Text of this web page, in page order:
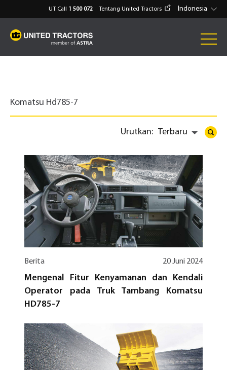
UT Call 1 500 072 Tentang United Tractors Indonesia
Komatsu Hd785-7
Urutkan: Terbaru
Berita 20 Juni 2024
Mengenal Fitur Kenyamanan dan Kendali
Operator pada Truk Tambang Komatsu
HD785-7